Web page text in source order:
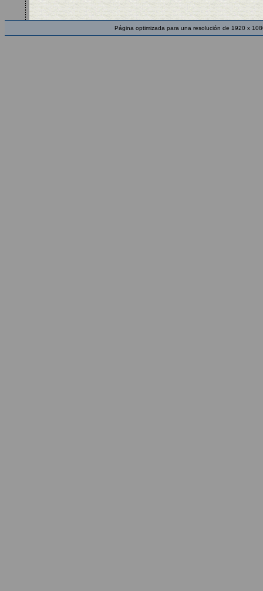
Página optimizada para una resolución de 1920 x